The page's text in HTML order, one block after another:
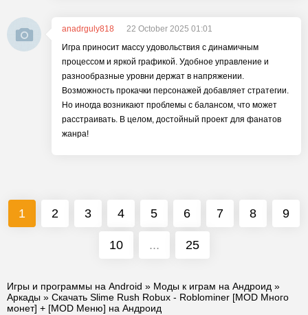
anadrguly818
22 October 2025 01:01
Игра приносит массу удовольствия с динамичным
процессом и яркой графикой. Удобное управление и
разнообразные уровни держат в напряжении.
Возможность прокачки персонажей добавляет стратегии.
Но иногда возникают проблемы с балансом, что может
расстраивать. В целом, достойный проект для фанатов
жанра!
1 2 3 4 5 6 7 8 9
10 ... 25
Игры и программы на Android » Моды к играм на Андроид »
Аркады » Скачать Slime Rush Robux - Roblominer [MOD Много
монет] + [MOD Меню] на Андроид